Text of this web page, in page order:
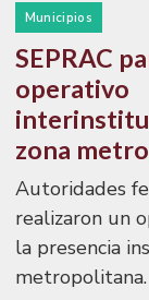
Municipios
SEPRAC
operativo
zona
Autoridades
realizaron un
la presencia
metropolitana.